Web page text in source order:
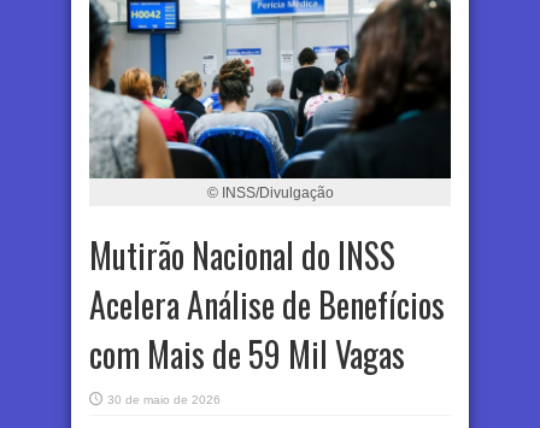
© INSS/Divulgação
Mutirão Nacional do INSS
Acelera Análise de Benefícios
com Mais de 59 Mil Vagas
30 de maio de 2026